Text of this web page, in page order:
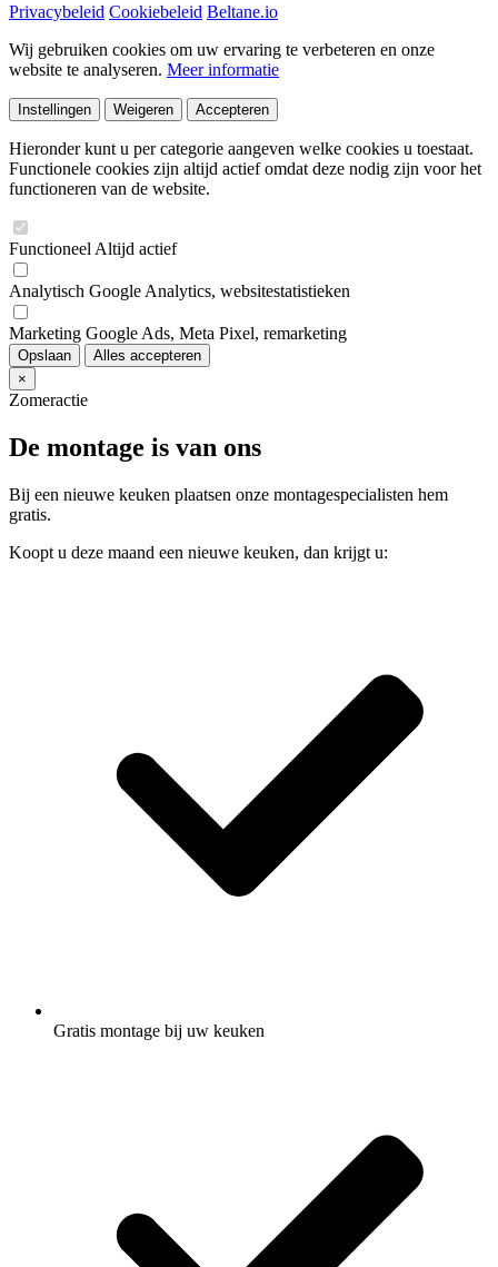
Privacybeleid Cookiebeleid Beltane.io
Wij gebruiken cookies om uw ervaring te verbeteren en onze
website te analyseren. Meer informatie
Instellingen Weigeren Accepteren
Hieronder kunt u per categorie aangeven welke cookies u toestaat.
Functionele cookies zijn altijd actief omdat deze nodig zijn voor het
functioneren van de website.
Functioneel Altijd actief
Analytisch Google Analytics, websitestatistieken
Marketing Google Ads, Meta Pixel, remarketing
Opslaan
Alles accepteren
×
Zomeractie
De montage is van ons
Bij een nieuwe keuken plaatsen onze montagespecialisten hem
gratis.
Koopt u deze maand een nieuwe keuken, dan krijgt u:
Gratis montage bij uw keuken